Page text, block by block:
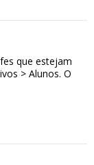
que estejam
> Alunos. O